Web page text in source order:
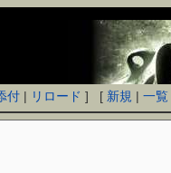
付 | リロード ] [ 新規 |一覧